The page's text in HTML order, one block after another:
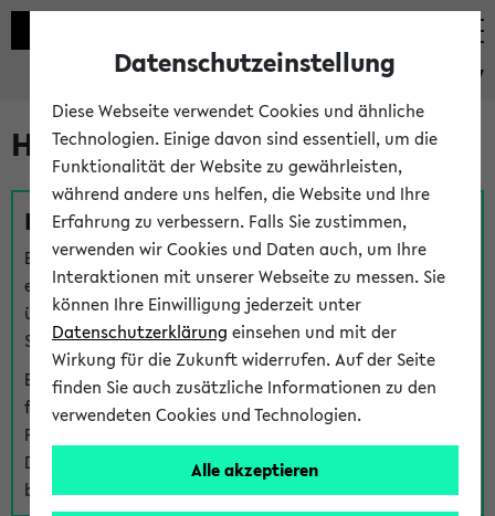
eKVV
Hilfe & Kontakt
Fragen zu einzelnen Veranstaltungen
Bei inhaltlichen und organisatorischen Fragen zu
einzelnen Veranstaltungen finden Sie Ansprechpersonen
über denFragen-Link bei jeder Veranstaltung. Der BIS
Support kann hier meist keine direkte Hilfe leisten.
Bei Veranstaltungen mit eKVV Teilnahmemanagement
finden Sie eine Auskunft über die Personen, die Ihre
Platzzuteilung im eKVV eingetragen haben, auf der
Detailseite zum Teilnahmemanagement der
betreffenden Veranstaltung.
Datenschutzeinstellung
Diese Webseite verwendet Cookies und ähnliche
Technologien. Einige davon sind essentiell, um die
Funktionalität der Website zu gewährleisten,
während andere uns helfen, die Website und Ihre
Erfahrung zu verbessern. Falls Sie zustimmen,
verwenden wir Cookies und Daten auch, um Ihre
Interaktionen mit unserer Webseite zu messen. Sie
können Ihre Einwilligung jederzeit unter
Datenschutzerklärung einsehen und mit der
Wirkung für die Zukunft widerrufen. Auf der Seite
finden Sie auch zusätzliche Informationen zu den
verwendeten Cookies und Technologien.
Alle akzeptieren